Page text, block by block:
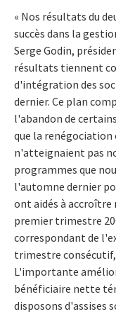
« Nos résultats du
succès dans la
Serge Godin,
résultats tiennent
d'intégration des
dernier. Ce plan
l'abandon de
que la
n'atteignaient pas
programmes que
l'automne dernier
ont aidés à accroître
premier trimestre
correspondant de
trimestre
L'importante
bénéficiaire nette
disposons d'assises